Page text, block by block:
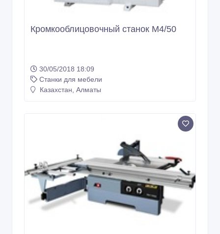
Кромкооблицовочный станок M4/50
30/05/2018 18:09
Станки для мебели
Казахстан, Алматы